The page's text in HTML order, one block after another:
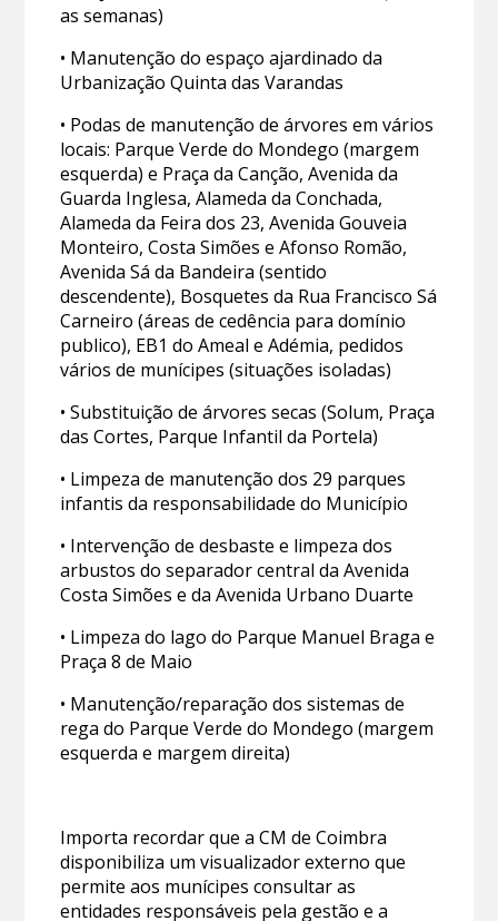
as semanas)
• Manutenção do espaço ajardinado da
Urbanização Quinta das Varandas
• Podas de manutenção de árvores em vários
locais: Parque Verde do Mondego (margem
esquerda) e Praça da Canção, Avenida da
Guarda Inglesa, Alameda da Conchada,
Alameda da Feira dos 23, Avenida Gouveia
Monteiro, Costa Simões e Afonso Romão,
Avenida Sá da Bandeira (sentido
descendente), Bosquetes da Rua Francisco Sá
Carneiro (áreas de cedência para domínio
publico), EB1 do Ameal e Adémia, pedidos
vários de munícipes (situações isoladas)
• Substituição de árvores secas (Solum, Praça
das Cortes, Parque Infantil da Portela)
• Limpeza de manutenção dos 29 parques
infantis da responsabilidade do Município
• Intervenção de desbaste e limpeza dos
arbustos do separador central da Avenida
Costa Simões e da Avenida Urbano Duarte
• Limpeza do lago do Parque Manuel Braga e
Praça 8 de Maio
• Manutenção/reparação dos sistemas de
rega do Parque Verde do Mondego (margem
esquerda e margem direita)
Importa recordar que a CM de Coimbra
disponibiliza um visualizador externo que
permite aos munícipes consultar as
entidades responsáveis pela gestão e a